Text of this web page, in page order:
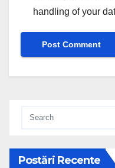
handling of your
Postări Recente